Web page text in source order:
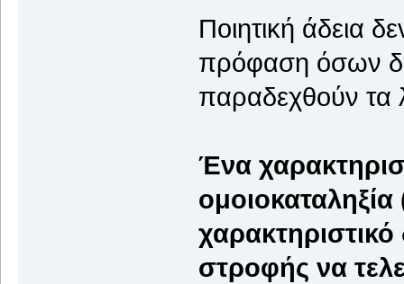
Ποιητική άδεια
πρόφαση όσων
παραδεχθούν τα
Ένα
ομοιοκαταληξία
στροφής να